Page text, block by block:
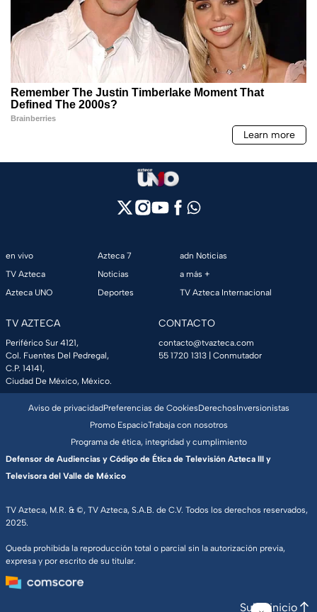
en vivo
TV Azteca
Azteca UNO
Azteca 7
Noticias
Deportes
adn Noticias
a más +
TV Azteca Internacional
TV AZTECA
Periférico Sur 4121,
Col. Fuentes Del Pedregal,
C.P. 14141,
Ciudad De México, México.
CONTACTO
contacto@tvazteca.com
55 1720 1313 | Conmutador
TV Azteca, M.R. & ©, TV Azteca, S.A.B. de C.V. Todos los derechos reservados,
2025.
Queda prohibida la reproducción total o parcial sin la autorización previa,
expresa y por escrito de su titular.
Aviso de privacidadPreferencias de CookiesDerechosInversionistas
Promo EspacioTrabaja con nosotros
Programa de ética, integridad y cumplimiento
Defensor de Audiencias y Código de Ética de Televisión Azteca III y
Televisora del Valle de México
Subir inicio